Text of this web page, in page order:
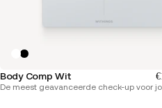
Body Comp Wit
De meest geavanceerde check-up voor